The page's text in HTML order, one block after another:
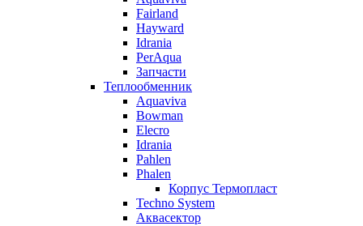
Fairland
Hayward
Idrania
PerAqua
Запчасти
Теплообменник
Aquaviva
Bowman
Elecro
Idrania
Pahlen
Phalen
Корпус Термопласт
Techno System
Аквасектор